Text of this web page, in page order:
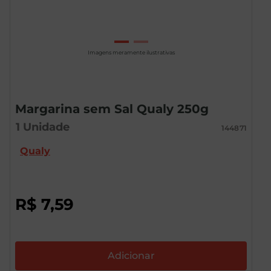
Imagens meramente ilustrativas
Margarina sem Sal Qualy 250g
1 Unidade 144871
Qualy
R$ 7,59